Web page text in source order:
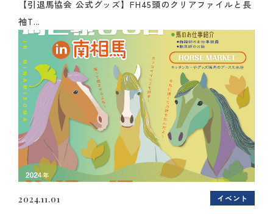
【引退馬協会 公式グッズ】FH45頭のクリアファイルと長
袖T...
2024.11.01 イベント